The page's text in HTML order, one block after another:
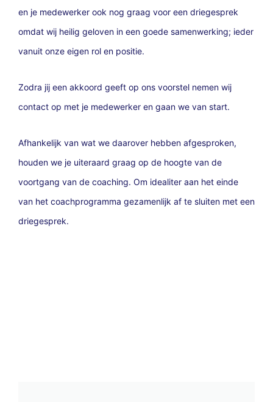
en je medewerker ook nog graag voor een driegesprek
omdat wij heilig geloven in een goede samenwerking; ieder
vanuit onze eigen rol en positie.
Zodra jij een akkoord geeft op ons voorstel nemen wij
contact op met je medewerker en gaan we van start.
Afhankelijk van wat we daarover hebben afgesproken,
houden we je uiteraard graag op de hoogte van de
voortgang van de coaching. Om idealiter aan het einde
van het coachprogramma gezamenlijk af te sluiten met een
driegesprek.